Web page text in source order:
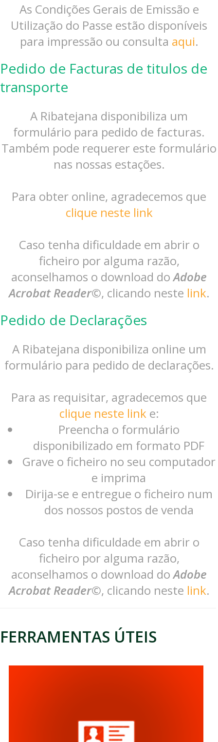
As Condições Gerais de Emissão e
Utilização do Passe estão disponíveis
para impressão ou consulta aqui.
Pedido de Facturas de titulos de
transporte
A Ribatejana disponibiliza um
formulário para pedido de facturas.
Também pode requerer este formulário
nas nossas estações.
Para obter online, agradecemos que
clique neste link
Caso tenha dificuldade em abrir o
ficheiro por alguma razão,
aconselhamos o download doAdobe
Acrobat Reader©, clicando neste link.
Pedido de Declarações
A Ribatejana disponibiliza online um
formulário para pedido de declarações.
Para as requisitar, agradecemos que
clique neste linke:
Preencha o formulário
disponibilizado em formato PDF
Grave o ficheiro no seu computador
e imprima
Dirija-se e entregue o ficheiro num
dos nossos postos de venda
Caso tenha dificuldade em abrir o
ficheiro por alguma razão,
aconselhamos o download doAdobe
Acrobat Reader©, clicando neste link.
FERRAMENTAS ÚTEIS